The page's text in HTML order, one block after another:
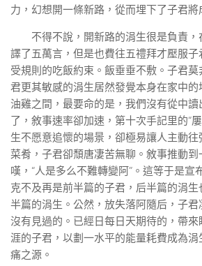
力，幻想開一條新路，從而埋下了子君將
不得不說，開新路的涓生很是負責
譯了五萬言，但是也費往五禮拜才壓服
受規則的吃飯約束。飯垂垂不敷。子君
君更其敏感的涓生居然發覺本身在家中
油雞之間，最要命的是，我們沒有從中
了，敘事速率卻加速，第十次手記里的“
生不愿意追懷的場景，卻極易讓人主動
菜肴，子君卻頹唐凄苦無聊。敘事推動
嘆，“人是多么不難轉變阿”。這等于是宣
克不及再是前半篇的子君，后半篇的涓
半篇的涓生。公然，放失落阿隨后，子
沒有見過的。已經日每日天期待的，帶
涯的子君，以劃一水平的能量耗費成為
痛之源。